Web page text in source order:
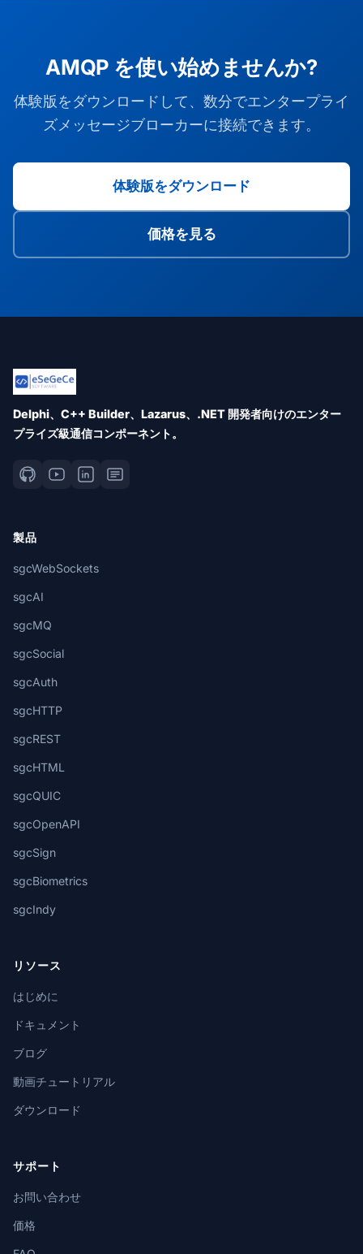
AMQP を使い始めませんか?
体験版をダウンロードして、数分でエンタープライ
ズメッセージブローカーに接続できます。
体験版をダウンロード
価格を見る
Delphi、C++ Builder、Lazarus、.NET 開発者向けのエンター
プライズ級通信コンポーネント。
製品
sgcWebSockets
sgcAI
sgcMQ
sgcSocial
sgcAuth
sgcHTTP
sgcREST
sgcHTML
sgcQUIC
sgcOpenAPI
sgcSign
sgcBiometrics
sgcIndy
リソース
はじめに
ドキュメント
ブログ
動画チュートリアル
ダウンロード
サポート
お問い合わせ
価格